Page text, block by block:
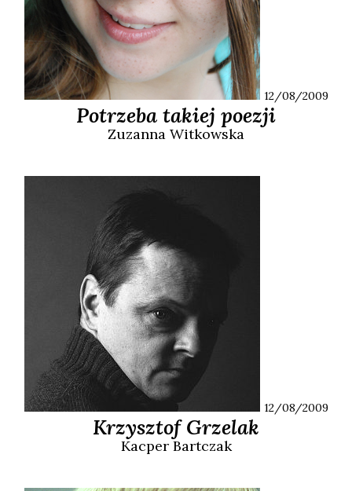
12/08/2009
Potrzeba takiej poezji
Zuzanna Witkowska
12/08/2009
Krzysztof Grzelak
KacperBartczak